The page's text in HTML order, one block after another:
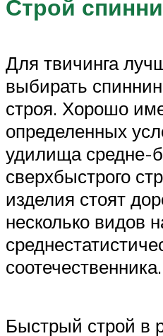
Строй
Для твичинга
выбирать
строя. Хорошо
определенных
удилища средне-
сверхбыстрого
изделия стоят
несколько видов
соотечественника.
Быстрый строй в